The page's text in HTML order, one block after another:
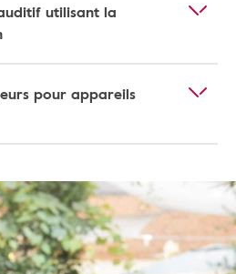
utilisant la
pour appareils